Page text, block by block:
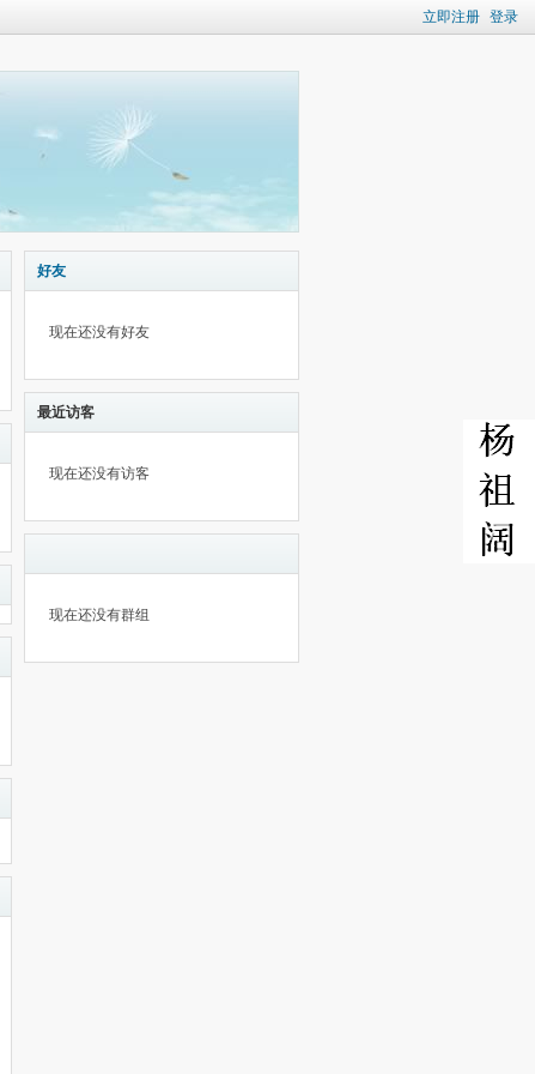
立即注册 登录
好友
现在还没有好友
最近访客
现在还没有访客
现在还没有群组